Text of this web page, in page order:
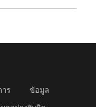
าร
ข้อมูล